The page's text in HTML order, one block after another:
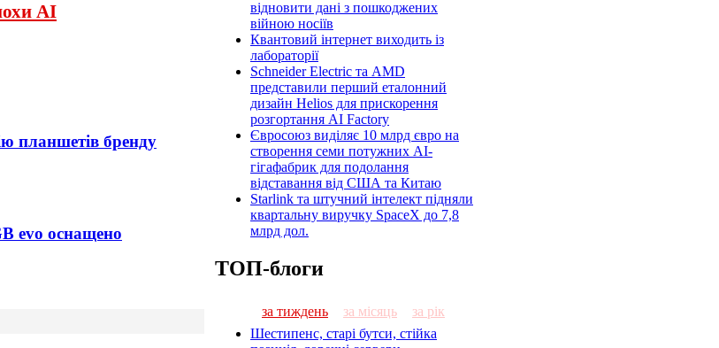
AI
планшетів бренду
evo оснащено
відновити дані з пошкоджених
війною носіїв
Квантовий інтернет виходить із
лабораторії
Schneider Electric та AMD
представили перший еталонний
дизайн Helios для прискорення
розгортання AI Factory
Євросоюз виділяє 10 млрд євро на
створення семи потужних AI-
гігафабрик для подолання
відставання від США та Китаю
Starlink та штучний інтелект підняли
квартальну виручку SpaceX до 7,8
млрд дол.
ТОП-блоги
за тиждень за місяць
за рік
Шестипенс, старі бутси, стійка